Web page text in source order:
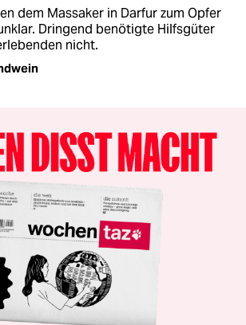
dem Massaker in Darfur zum Opfer
Dringend benötigte Hilfsgüter
nicht.